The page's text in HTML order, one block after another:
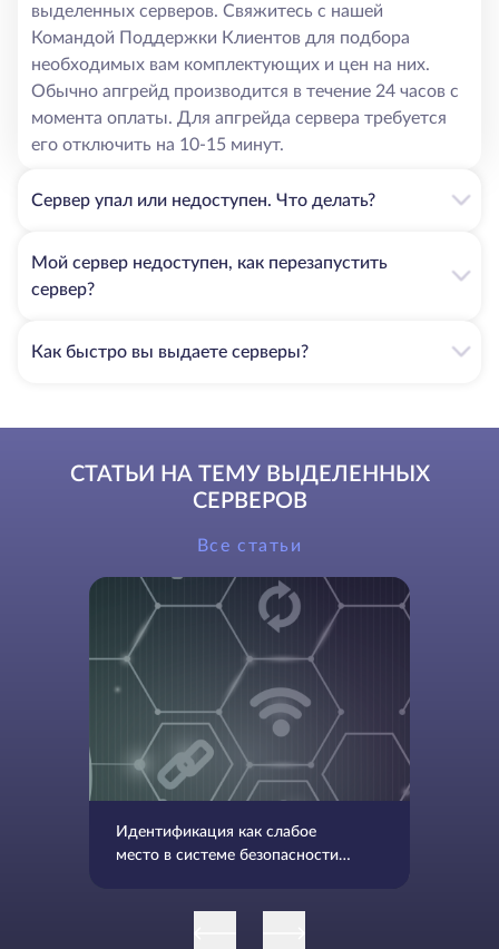
выделенных серверов. Свяжитесь с нашей
Командой Поддержки Клиентов для подбора
необходимых вам комплектующих и цен на них.
Обычно апгрейд производится в течение 24 часов с
момента оплаты. Для апгрейда сервера требуется
его отключить на 10-15 минут.
Сервер упал или недоступен. Что делать?
Мой сервер недоступен, как перезапустить
сервер?
Как быстро вы выдаете серверы?
СТАТЬИ НА ТЕМУ ВЫДЕЛЕННЫХ
СЕРВЕРОВ
Все статьи
Идентификация как слабое
место в системе безопасности